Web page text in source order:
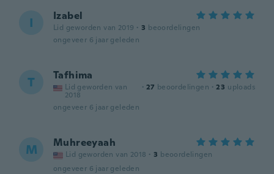
I Izabel
Lid geworden van 2019 · 3 beoordelingen
ongeveer 6 jaar geleden
T Tafhima
Lid geworden van
2018
· 27 beoordelingen · 23 uploads
ongeveer 6 jaar geleden
M Muhreeyaah
Lid geworden van 2018 · 3 beoordelingen
ongeveer 6 jaar geleden